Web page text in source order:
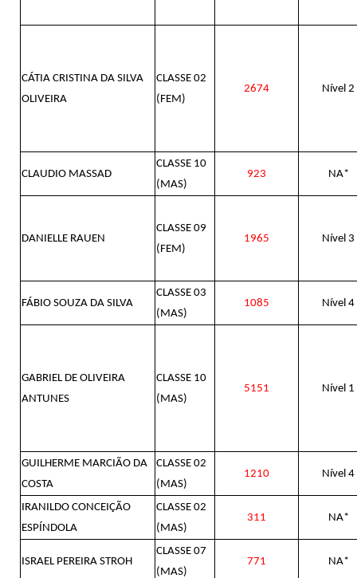
CÁTIA CRISTINA DA SILVA
OLIVEIRA
CLASSE 02
(FEM)
2674 Nível 2
CLAUDIO MASSAD
CLASSE 10
(MAS)
923 NA*
DANIELLE RAUEN
CLASSE 09
(FEM)
1965 Nível 3
FÁBIO SOUZA DA SILVA
CLASSE 03
(MAS)
1085 Nível 4
GABRIEL DE OLIVEIRA
ANTUNES
CLASSE 10
(MAS)
5151 Nível 1
GUILHERME MARCIÃO DA
COSTA
CLASSE 02
(MAS)
1210 Nível 4
IRANILDO CONCEIÇÃO
ESPÍNDOLA
CLASSE 02
(MAS)
311 NA*
ISRAEL PEREIRA STROH
CLASSE 07
(MAS)
771 NA*